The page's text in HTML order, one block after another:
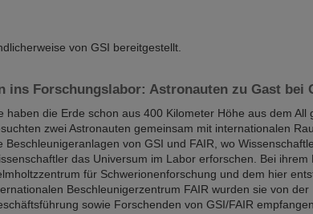
von GSI bereitgestellt.
ins Forschungslabor: Astronauten zu Gast bei
haben die Erde schon aus 400 Kilometer Höhe aus dem All
zwei Astronauten gemeinsam mit internationalen
Beschleunigeranlagen von GSI und FAIR, wo
das Universum im Labor erforschen. Bei ihrem
für Schwerionenforschung und dem hier
Beschleunigerzentrum FAIR wurden sie von der
sowie Forschenden von GSI/FAIR